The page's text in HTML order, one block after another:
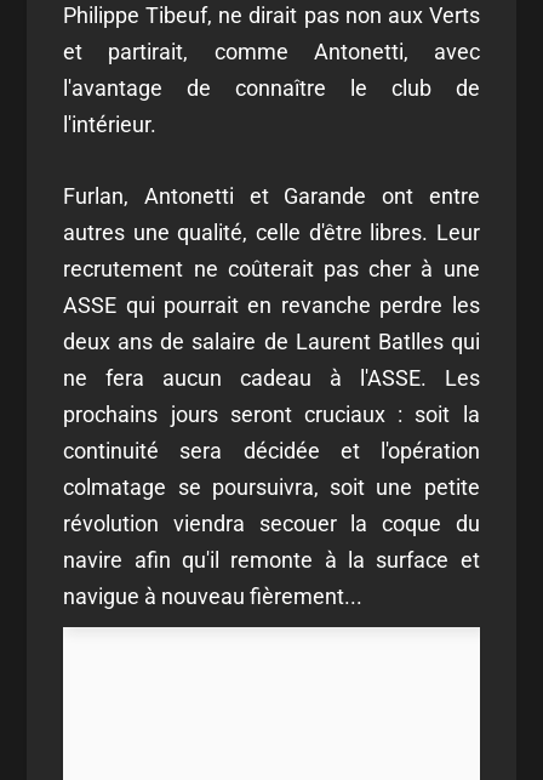
Philippe Tibeuf, ne dirait pas non aux Verts
et partirait, comme Antonetti, avec
l'avantage de connaître le club de
l'intérieur.
Furlan, Antonetti et Garande ont entre
autres une qualité, celle d'être libres. Leur
recrutement ne coûterait pas cher à une
ASSE qui pourrait en revanche perdre les
deux ans de salaire de Laurent Batlles qui
ne fera aucun cadeau à l'ASSE. Les
prochains jours seront cruciaux : soit la
continuité sera décidée et l'opération
colmatage se poursuivra, soit une petite
révolution viendra secouer la coque du
navire afin qu'il remonte à la surface et
navigue à nouveau fièrement...